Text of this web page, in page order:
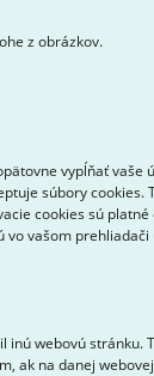
z obrázkov.
vypĺňať vaše
súbory cookies.
cookies sú
vašom
inú webovú
ak na danej